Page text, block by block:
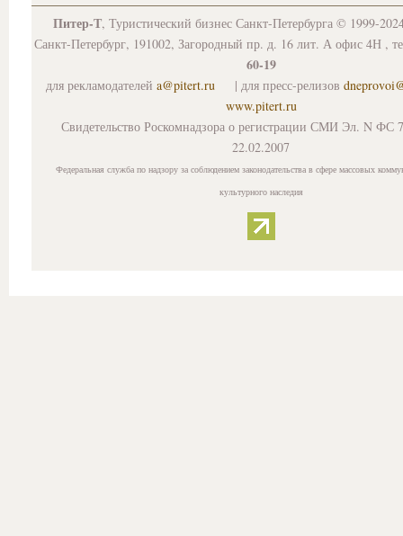
Питер-Т, Туристический бизнес Санкт-Петербурга © 1999-
Санкт-Петербург, 191002, Загородный пр. д. 16 лит. А офис 4Н ,
60-19
для рекламодателей a@pitert.ru | для пресс-релизов
www.pitert.ru
Свидетельство Роскомнадзора о регистрации СМИ Эл. N ФС
22.02.2007
Федеральная служба по надзору за соблюдением законодательства в сфере массовых
культурного наследия